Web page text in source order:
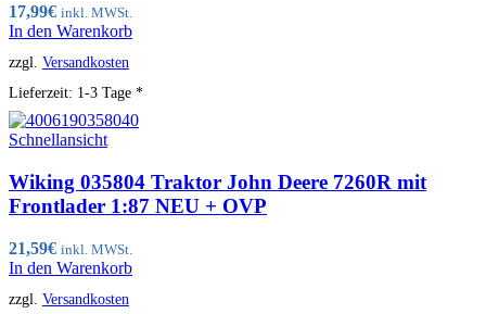
17,99€ inkl. MWSt.
In den Warenkorb
zzgl. Versandkosten
Lieferzeit: 1-3 Tage *
Schnellansicht
Wiking 035804 Traktor John Deere 7260R mit
Frontlader 1:87 NEU + OVP
21,59€ inkl. MWSt.
In den Warenkorb
zzgl. Versandkosten